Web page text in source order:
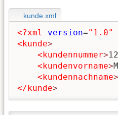
kunde.xml
<?xml version="1.0"
<kunde>
<kundennummer>
<kundenvorname>
<kundennachname>
</kunde>